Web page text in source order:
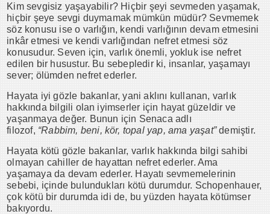
Kim sevgisiz yaşayabilir? Hiçbir şeyi sevmeden yaşamak,
hiçbir şeye sevgi duymamak mümkün müdür? Sevmemek
söz konusu ise o varlığın, kendi varlığının devam etmesini
inkâr etmesi ve kendi varlığından nefret etmesi söz
konusudur. Seven için, varlık önemli, yokluk ise nefret
edilen bir husustur. Bu sebepledir ki, insanlar, yaşamayı
sever; ölümden nefret ederler.
Hayata iyi gözle bakanlar, yani aklını kullanan, varlık
hakkında bilgili olan iyimserler için hayat güzeldir ve
yaşanmaya değer. Bunun için Senaca adlı
filozof, “Rabbim, beni, kör, topal yap, ama yaşat”demiştir.
Hayata kötü gözle bakanlar, varlık hakkında bilgi sahibi
olmayan cahiller de hayattan nefret ederler. Ama
yaşamaya da devam ederler. Hayatı sevmemelerinin
sebebi, içinde bulundukları kötü durumdur. Schopenhauer,
çok kötü bir durumda idi de, bu yüzden hayata kötümser
bakıyordu.